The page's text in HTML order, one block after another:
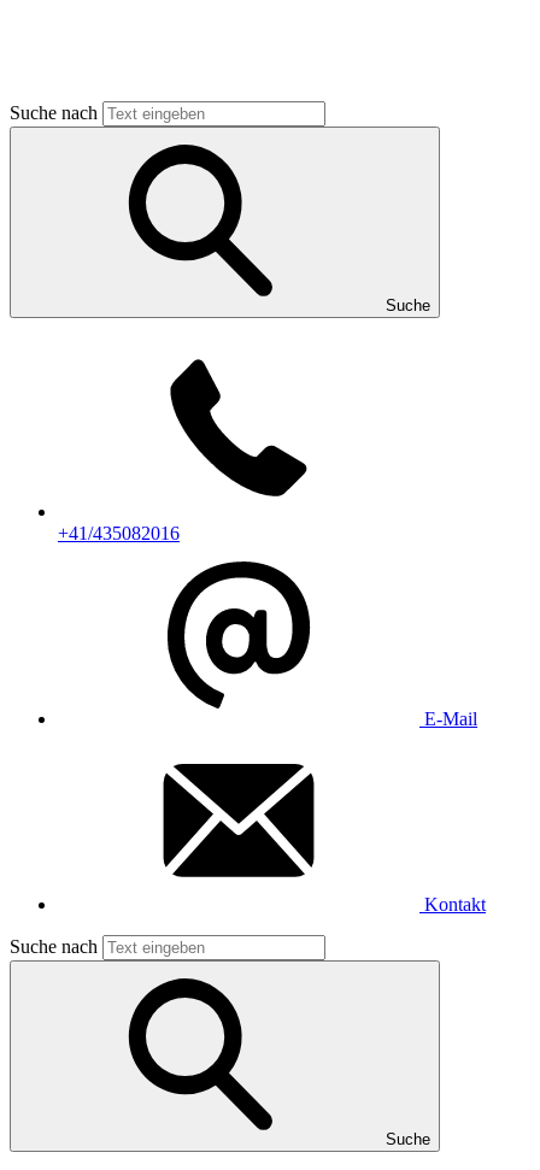
Suche nach
Suche
+41/435082016
E-Mail
Kontakt
Suche nach
Suche